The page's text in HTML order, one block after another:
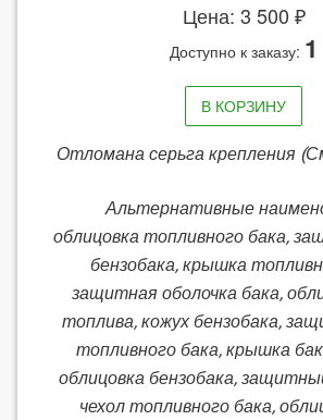
Цена: 3 500 ₽
Доступно к заказу: 1
В КОРЗИНУ
Отломана серьга крепления
Альтернативные
облицовка топливного бака,
бензобака, крышка
защитная оболочка бака,
топлива, кожух бензобака,
топливного бака, крышка
облицовка бензобака,
чехол топливного бака,